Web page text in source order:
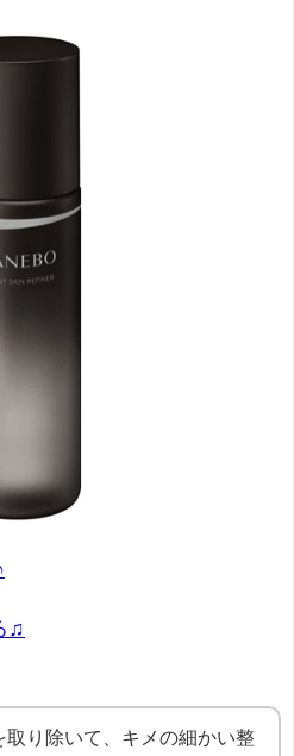
♫
取り除いて、キメの細かい整